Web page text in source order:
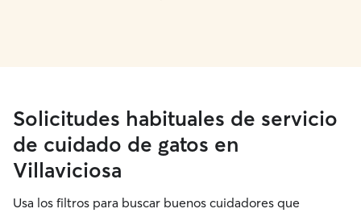
Solicitudes habituales de servicio
de cuidado de gatos en
Villaviciosa
Usa los filtros para buscar buenos cuidadores que